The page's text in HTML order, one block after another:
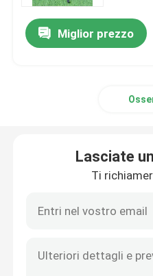
Miglior prezzo
Lasciate
Ti